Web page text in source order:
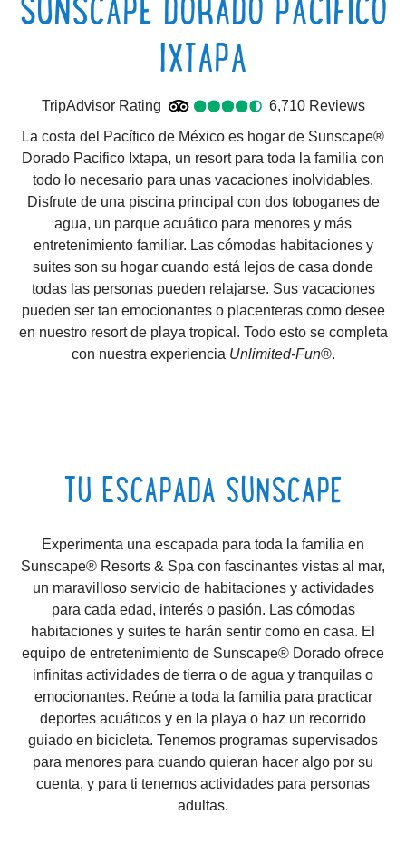
SUNSCAPE DORADO PACIFICO
IXTAPA
TripAdvisor Rating 6,710 Reviews
4.5TripAdvisor Rating6710
La costa del Pacífico de México es hogar de Sunscape®
Dorado Pacifico Ixtapa, un resort para toda la familia con
todo lo necesario para unas vacaciones inolvidables.
Disfrute de una piscina principal con dos toboganes de
agua, un parque acuático para menores y más
entretenimiento familiar. Las cómodas habitaciones y
suites son su hogar cuando está lejos de casa donde
todas las personas pueden relajarse. Sus vacaciones
pueden ser tan emocionantes o placenteras como desee
en nuestroresort de playa tropical . Todo esto se completa
con nuestra experiencia Unlimited-Fun®.
TU ESCAPADA SUNSCAPE
Experimenta una escapada para toda la familia en
Sunscape® Resorts & Spa con fascinantes vistas al mar,
un maravilloso servicio de habitaciones y actividades
para cada edad, interés o pasión. Las cómodas
habitaciones y suites te harán sentir como en casa. El
equipo de entretenimiento de Sunscape® Dorado ofrece
infinitas actividades de tierra o de agua y tranquilas o
emocionantes. Reúne a toda la familia para practicar
deportes acuáticos y en la playa o haz un recorrido
guiado en bicicleta. Tenemos programas supervisados
para menores para cuando quieran hacer algo por su
cuenta, y para ti tenemos actividades para personas
adultas.